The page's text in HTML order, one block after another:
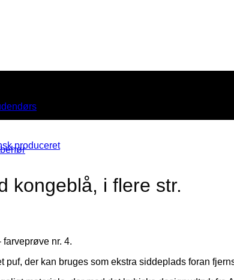
kongeblå, i flere str.
nr. 4.
puf, der kan bruges som ekstra siddeplads foran